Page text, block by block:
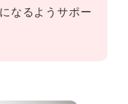
なるようサポー